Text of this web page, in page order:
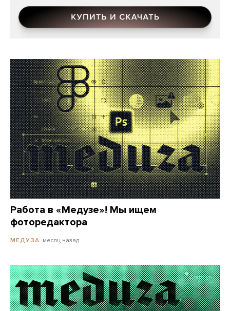
Работа в «Медузе»! Мы ищем
фоторедактора
МЕДУЗА месяц назад